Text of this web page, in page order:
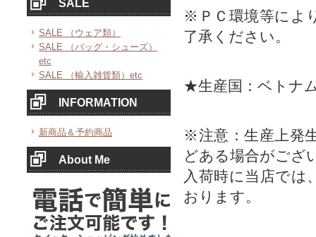
SALE
SALE （ウェア類）
SALE （バッグ・シューズ）
etc
SALE （輸入雑貨類）etc
INFORMATION
新商品＆予約商品
About Me
※ＰＣ環境等によ
了承ください。
★生産国：ベトナ
※注意：生産上発
どある場合がござ
入荷時に当店では
おります。